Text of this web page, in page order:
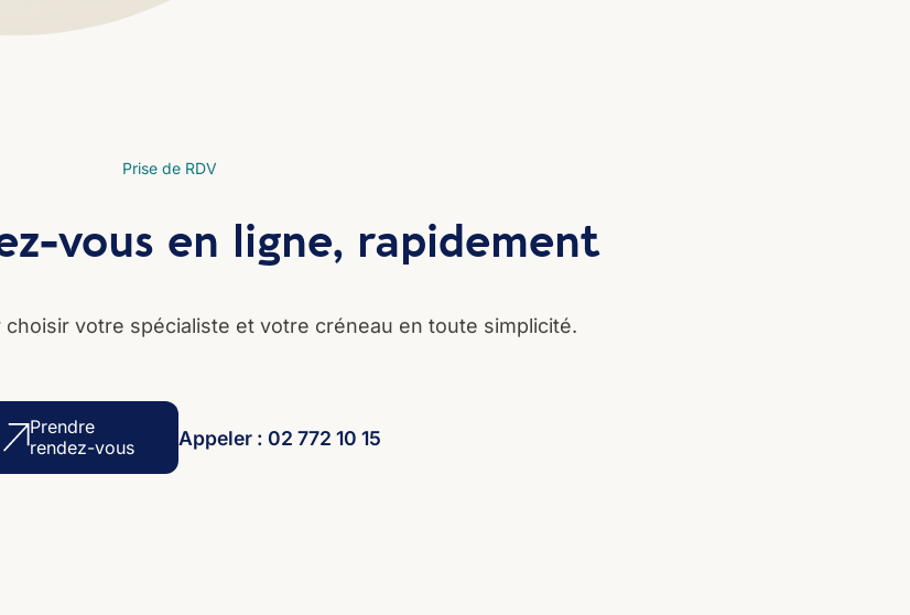
Prise de RDV
vous en ligne, rapidement
votre spécialiste et votre créneau en toute simplicité.
Prendre
rendez-vous
Appeler : 02 772 10 15